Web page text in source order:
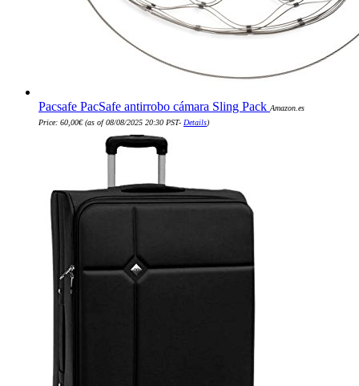
Pacsafe PacSafe antirrobo cámara Sling Pack Amazon.es
Price: 60,00€(as of 08/08/2025 20:30 PST- Details)